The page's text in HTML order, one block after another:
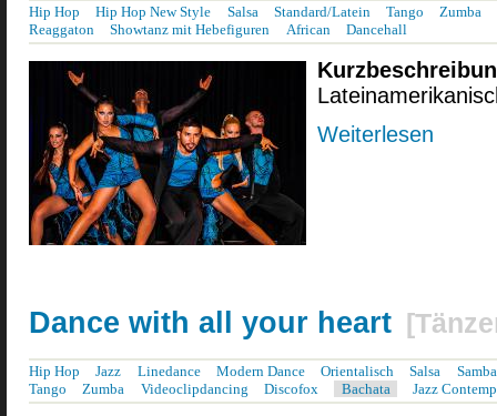
Hip Hop Hip Hop New Style Salsa Standard/Latein Tango
Zumba
Reaggaton
Showtanz mit Hebefiguren African Dancehall
Weiterlesen
Dance with all your heart [
Hip Hop Jazz Linedance Modern Dance Orientalisch Salsa
Samba
Tango
Zumba Videoclipdancing Discofox Bachata Jazz